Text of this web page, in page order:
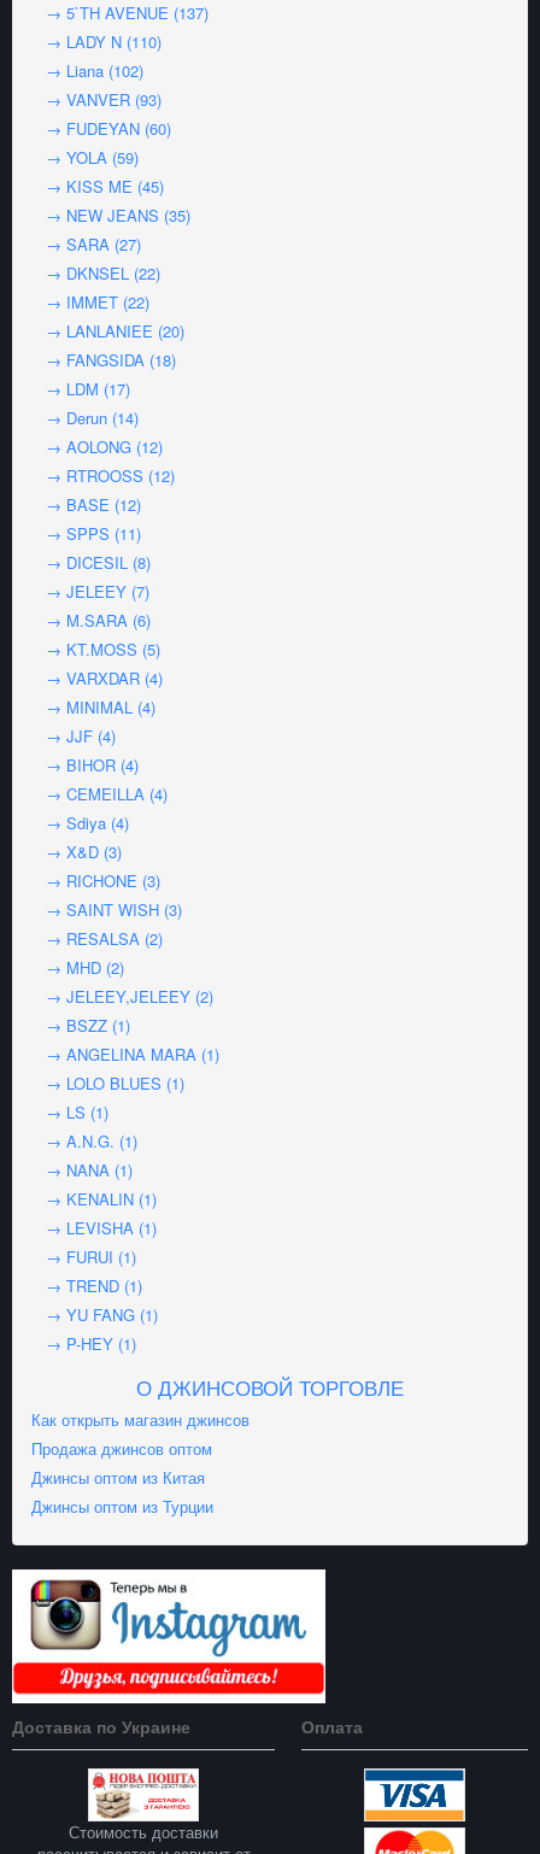
→ 5`TH AVENUE (137)
→ LADY N (110)
→ Liana (102)
→ VANVER (93)
→ FUDEYAN (60)
→ YOLA (59)
→ KISS ME (45)
→ NEW JEANS (35)
→ SARA (27)
→ DKNSEL (22)
→ IMMET (22)
→ LANLANIEE (20)
→ FANGSIDA (18)
→ LDM (17)
→ Derun (14)
→ AOLONG (12)
→ RTROOSS (12)
→ BASE (12)
→ SPPS (11)
→ DICESIL (8)
→ JELEEY (7)
→ M.SARA (6)
→ KT.MOSS (5)
→ VARXDAR (4)
→ MINIMAL (4)
→ JJF (4)
→ BIHOR (4)
→ CEMEILLA (4)
→ Sdiya (4)
→ X&D (3)
→ RICHONE (3)
→ SAINT WISH (3)
→ RESALSA (2)
→ MHD (2)
→ JELEEY,JELEEY (2)
→ BSZZ (1)
→ ANGELINA MARA (1)
→ LOLO BLUES (1)
→ LS (1)
→ A.N.G. (1)
→ NANA (1)
→ KENALIN (1)
→ LEVISHA (1)
→ FURUI (1)
→ TREND (1)
→ YU FANG (1)
→ P-HEY (1)
О ДЖИНСОВОЙ ТОРГОВЛЕ
Как открыть магазин джинсов
Продажа джинсов оптом
Джинсы оптом из Китая
Джинсы оптом из Турции
Доставка по Украине
Стоимость доставки
Оплата